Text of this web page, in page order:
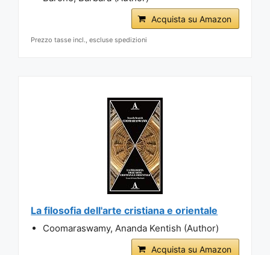
Acquista su Amazon
Prezzo tasse incl., escluse spedizioni
La filosofia dell'arte cristiana e orientale
Coomaraswamy, Ananda Kentish (Author)
Acquista su Amazon